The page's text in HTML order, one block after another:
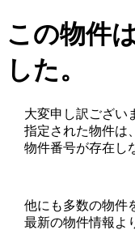
この物件
した。
大変申し訳ござい
指定された物件は
物件番号が存在し
他にも多数の物件
最新の物件情報よ